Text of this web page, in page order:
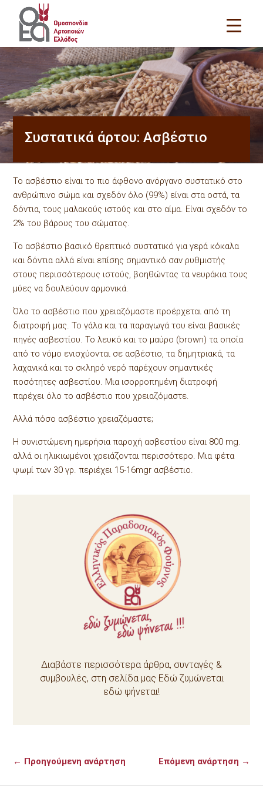
Συστατικά άρτου: Ασβέστιο
Το ασβέστιο είναι το πιο άφθονο ανόργανο συστατικό στο
ανθρώπινο σώμα και σχεδόν όλο (99%) είναι στα οστά, τα
δόντια, τους μαλακούς ιστούς και στο αίμα. Είναι σχεδόν το
2% του βάρους του σώματος.
Το ασβέστιο βασικό θρεπτικό συστατικό για γερά κόκαλα
και δόντια αλλά είναι επίσης σημαντικό σαν ρυθμιστής
στους περισσότερους ιστούς, βοηθώντας τα νευράκια τους
μύες να δουλεύουν αρμονικά.
Όλο το ασβέστιο που χρειαζόμαστε προέρχεται από τη
διατροφή μας. Το γάλα και τα παραγωγά του είναι βασικές
πηγές ασβεστίου. Το λευκό και το μαύρο (brown) τα οποία
από το νόμο ενισχύονται σε ασβέστιο, τα δημητριακά, τα
λαχανικά και το σκληρό νερό παρέχουν σημαντικές
ποσότητες ασβεστίου. Μια ισορροπημένη διατροφή
παρέχει όλο το ασβέστιο που χρειαζόμαστε.
Αλλά πόσο ασβέστιο χρειαζόμαστε;
Η συνιστώμενη ημερήσια παροχή ασβεστίου είναι 800 mg.
αλλά οι ηλικιωμένοι χρειάζονται περισσότερο. Μια φέτα
ψωμί των 30 γρ. περιέχει 15-16mgr ασβέστιο.
Διαβάστε περισσότερα άρθρα, συνταγές &
συμβουλές, στη σελίδα μας Εδώ ζυμώνεται
εδώ ψήνεται!
← Προηγούμενη ανάρτηση Επόμενη ανάρτηση →